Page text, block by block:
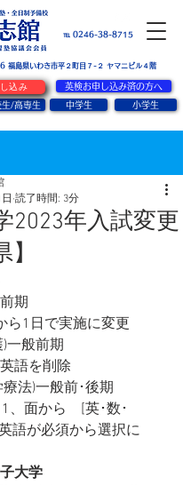
℡ 0246-38-8715
​福島県いわき市平２町目７-２ ヤマニビル４階
生/高専生 中学生 小学生
英検お申し込み済の方へ
込み
2023年入試変更
読了時間: 3分
期
ら1日で実施に変更
一般前期
語を削除
法)一般前･後期
面から    [英･数･
語が必須から選択に
大学